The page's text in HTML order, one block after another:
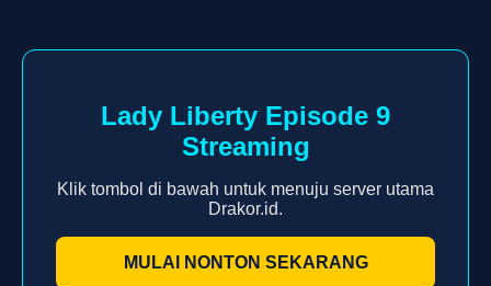
Lady Liberty Episode 9
Streaming
Klik tombol di bawah untuk menuju server utama
Drakor.id.
MULAI NONTON SEKARANG